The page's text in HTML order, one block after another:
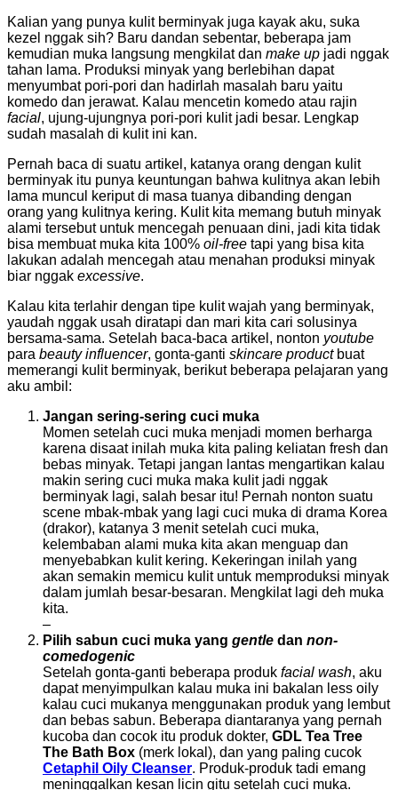
Kalian yang punya kulit berminyak juga kayak aku, suka
kezel nggak sih? Baru dandan sebentar, beberapa jam
kemudian muka langsung mengkilat dan make up jadi nggak
tahan lama. Produksi minyak yang berlebihan dapat
menyumbat pori-pori dan hadirlah masalah baru yaitu
komedo dan jerawat. Kalau mencetin komedo atau rajin
facial, ujung-ujungnya pori-pori kulit jadi besar. Lengkap
sudah masalah di kulit ini kan.
Pernah baca di suatu artikel, katanya orang dengan kulit
berminyak itu punya keuntungan bahwa kulitnya akan lebih
lama muncul keriput di masa tuanya dibanding dengan
orang yang kulitnya kering. Kulit kita memang butuh minyak
alami tersebut untuk mencegah penuaan dini, jadi kita tidak
bisa membuat muka kita 100% oil-free tapi yang bisa kita
lakukan adalah mencegah atau menahan produksi minyak
biar nggak excessive.
Kalau kita terlahir dengan tipe kulit wajah yang berminyak,
yaudah nggak usah diratapi dan mari kita cari solusinya
bersama-sama. Setelah baca-baca artikel, nonton youtube
para beauty influencer, gonta-ganti skincare productbuat
memerangi kulit berminyak, berikut beberapa pelajaran yang
aku ambil:
Jangan sering-sering cuci muka
Momen setelah cuci muka menjadi momen berharga
karena disaat inilah muka kita paling keliatan fresh dan
bebas minyak. Tetapi jangan lantas mengartikan kalau
makin sering cuci muka maka kulit jadi nggak
berminyak lagi, salah besar itu! Pernah nonton suatu
scene mbak-mbak yang lagi cuci muka di drama Korea
(drakor), katanya 3 menit setelah cuci muka,
kelembaban alami muka kita akan menguap dan
menyebabkan kulit kering. Kekeringan inilah yang
akan semakin memicu kulit untuk memproduksi minyak
dalam jumlah besar-besaran. Mengkilat lagi deh muka
kita.
–
Pilih sabun cuci muka yang gentle dan non-
comedogenic
Setelah gonta-ganti beberapa produk facial wash, aku
dapat menyimpulkan kalau muka ini bakalan less oily
kalau cuci mukanya menggunakan produk yang lembut
dan bebas sabun. Beberapa diantaranya yang pernah
kucoba dan cocok itu produk dokter, GDL Tea Tree
The Bath Box (merk lokal), dan yang paling cucok
Cetaphil Oily Cleanser. Produk-produk tadi emang
meninggalkan kesan licin gitu setelah cuci muka.